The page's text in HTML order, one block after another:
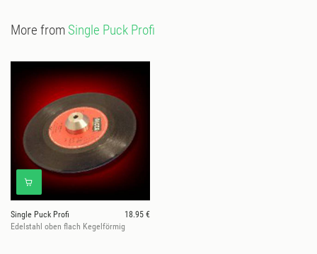
More from Single Puck Profi
Single Puck Profi
18.95 €
Edelstahl oben flach Kegelförmig